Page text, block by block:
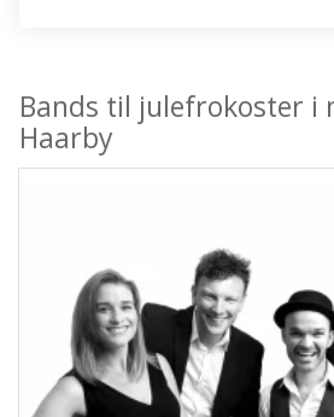
Bands til julefrokoster
Haarby